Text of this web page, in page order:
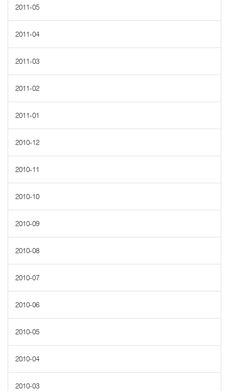
2011-05
2011-04
2011-03
2011-02
2011-01
2010-12
2010-11
2010-10
2010-09
2010-08
2010-07
2010-06
2010-05
2010-04
2010-03